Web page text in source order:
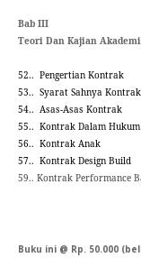
Bab III
Teori Dan Kajian
52.. Pengertian Kontrak
53.. Syarat Sahnya Kontrak
54.. Asas-Asas Kontrak
55.. Kontrak Dalam
56.. Kontrak Anak
57.. Kontrak Design Build
59.. Kontrak Performance
Buku ini @ Rp. 50.000